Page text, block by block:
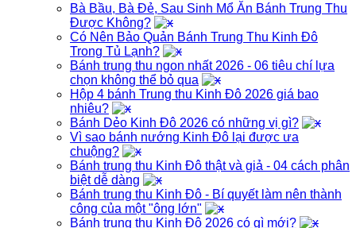
Bà Bầu, Bà Đẻ, Sau Sinh Mổ Ăn Bánh Trung Thu
Được Không?
Có Nên Bảo Quản Bánh Trung Thu Kinh Đô
Trong Tủ Lạnh?
Bánh trung thu ngon nhất 2026 - 06 tiêu chí lựa
chọn không thể bỏ qua
Hộp 4 bánh Trung thu Kinh Đô 2026 giá bao
nhiêu?
Bánh Dẻo Kinh Đô 2026 có những vị gì?
Vì sao bánh nướng Kinh Đô lại được ưa
chuộng?
Bánh trung thu Kinh Đô thật và giả - 04 cách phân
biệt dễ dàng
Bánh trung thu Kinh Đô - Bí quyết làm nên thành
công của một "ông lớn"
Bánh trung thu Kinh Đô 2026 có gì mới?